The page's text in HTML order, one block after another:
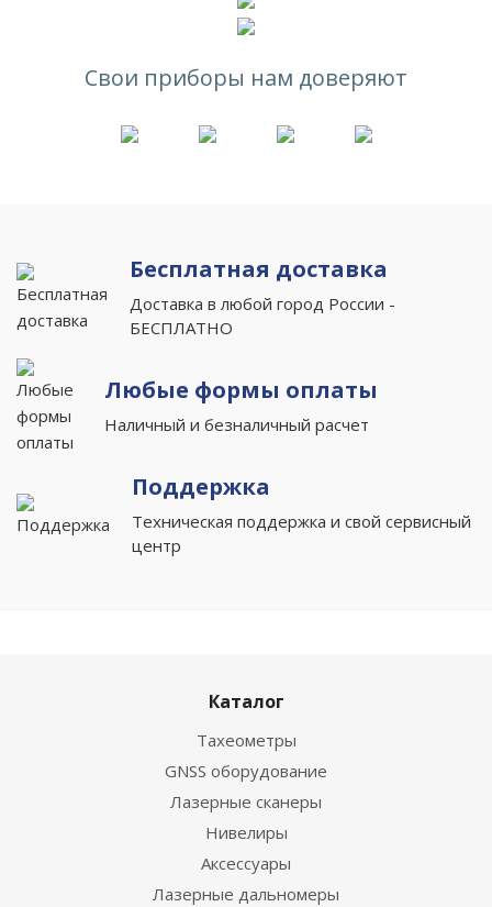
Свои приборы нам доверяют
Бесплатная доставка
Доставка в любой город России -
БЕСПЛАТНО
Любые формы оплаты
Наличный и безналичный расчет
Поддержка
Техническая поддержка и свой сервисный
центр
Каталог
Тахеометры
GNSS оборудование
Лазерные сканеры
Нивелиры
Аксессуары
Лазерные дальномеры